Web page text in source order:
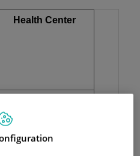
Health Center
Madrid
Hospital Universitari